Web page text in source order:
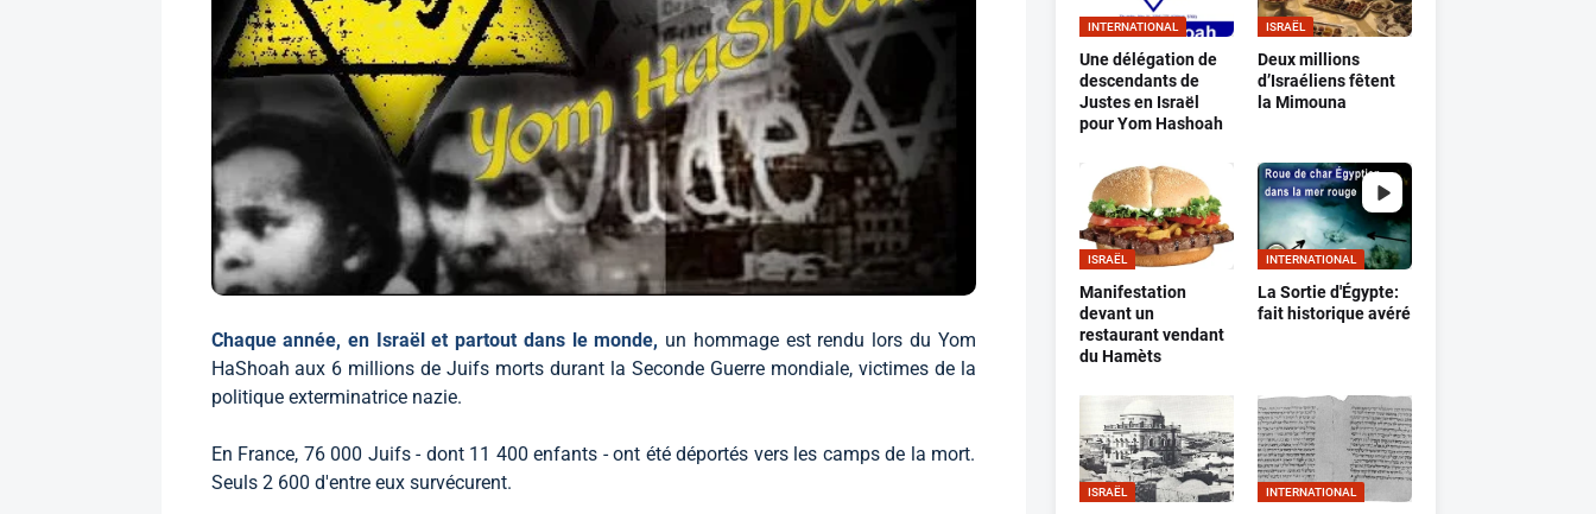
Chaque année, en Israël et partout dans le monde, un hommage est rendu lors du Yom
HaShoah aux 6 millions de Juifs morts durant la Seconde Guerre mondiale, victimes de la
politique exterminatrice nazie.
En France, 76 000 Juifs - dont 11 400 enfants - ont été déportés vers les camps de la mort.
Seuls 2 600 d'entre eux survécurent.
INTERNATIONAL
Une délégation de
descendants de
Justes en Israël
pour Yom Hashoah
ISRAËL
Deux millions
d’Israéliens fêtent
la Mimouna
ISRAËL
Manifestation
devant un
restaurant vendant
du Hamèts
INTERNATIONAL
La Sortie d'Égypte:
fait historique avéré
ISRAËL INTERNATIONAL